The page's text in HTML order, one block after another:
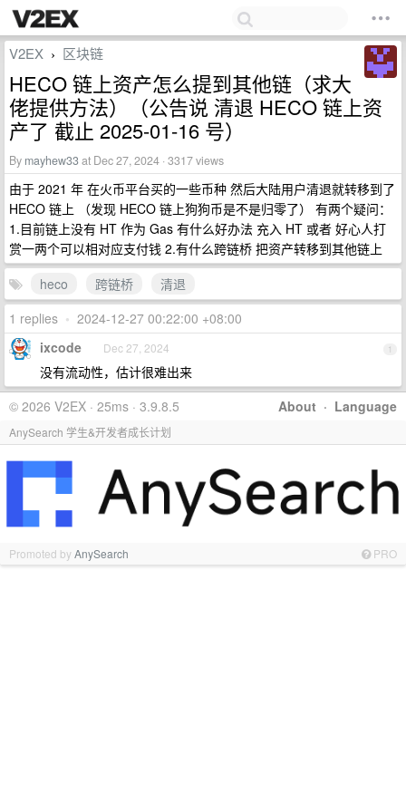
V2EX › 区块链
HECO 链上资产怎么提到其他链（求大
佬提供方法）（公告说 清退 HECO 链上资
产了 截止 2025-01-16 号）
By mayhew33at Dec 27, 2024 · 3317 views
由于 2021 年 在火币平台买的一些币种 然后大陆用户清退就转移到了
HECO 链上 （发现 HECO 链上狗狗币是不是归零了） 有两个疑问：
1.目前链上没有 HT 作为 Gas 有什么好办法 充入 HT 或者 好心人打
赏一两个可以相对应支付钱 2.有什么跨链桥 把资产转移到其他链上
heco
跨链桥
清退
1 replies • 2024-12-27 00:22:00 +08:00
1
ixcode Dec 27, 2024
没有流动性，估计很难出来
About · Language
© 2026 V2EX · 25ms · 3.9.8.5
AnySearch 学生&开发者成长计划
Promoted byAnySearch PRO